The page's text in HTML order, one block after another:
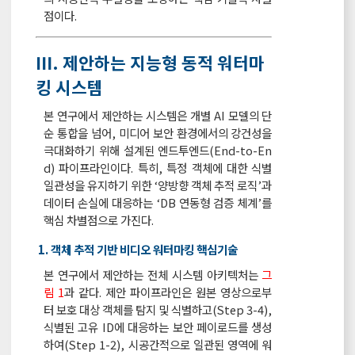
점이다.
Ⅲ. 제안하는 지능형 동적 워터마
킹 시스템
본 연구에서 제안하는 시스템은 개별 AI 모델의 단
순 통합을 넘어, 미디어 보안 환경에서의 강건성을
극대화하기 위해 설계된 엔드투엔드(End-to-En
d) 파이프라인이다. 특히, 특정 객체에 대한 식별
일관성을 유지하기 위한 ‘양방향 객체 추적 로직’과
데이터 손실에 대응하는 ‘DB 연동형 검증 체계’를
핵심 차별점으로 가진다.
1. 객체 추적 기반 비디오 워터마킹 핵심기술
본 연구에서 제안하는 전체 시스템 아키텍처는 그
림 1과 같다. 제안 파이프라인은 원본 영상으로부
터 보호 대상 객체를 탐지 및 식별하고(Step 3-4),
식별된 고유 ID에 대응하는 보안 페이로드를 생성
하여(Step 1-2), 시공간적으로 일관된 영역에 워